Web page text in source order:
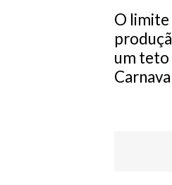
O limite
um teto